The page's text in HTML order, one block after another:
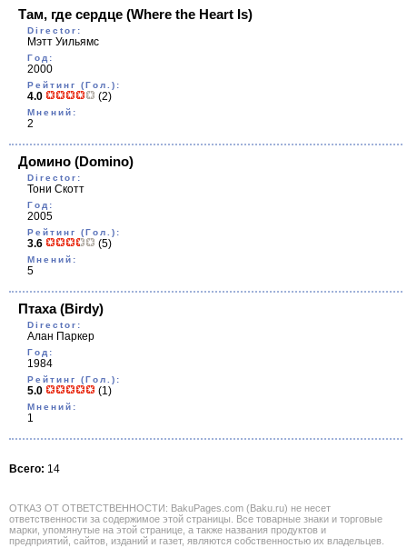
Там, где сердце (Where the Heart Is)
Director:
Мэтт Уильямс
Год:
2000
Рейтинг (Гол.):
4.0 (2)
Мнений:
2
Домино (Domino)
Director:
Тони Скотт
Год:
2005
Рейтинг (Гол.):
3.6 (5)
Мнений:
5
Птаха(Birdy)
Director:
Алан Паркер
Год:
1984
Рейтинг (Гол.):
5.0 (1)
Мнений:
1
Всего: 14
ОТКАЗ ОТ ОТВЕТСТВЕННОСТИ: BakuPages.com (Baku.ru) не несет
ответственности за содержимое этой страницы. Все товарные знаки и торговые
марки, упомянутые на этой странице, а также названия продуктов и
предприятий, сайтов, изданий и газет, являются собственностью их владельцев.